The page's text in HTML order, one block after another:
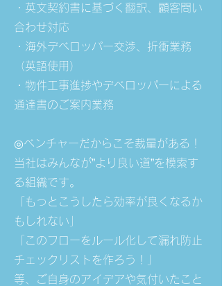
・英文契約書に基づく翻訳、顧客問い
合わせ対応
・海外デベロッパー交渉、折衝業務
（英語使用）
・物件工事進捗やデベロッパーによる
通達書のご案内業務
◎ベンチャーだからこそ裁量がある！
当社はみんなが”より良い道”を模索す
る組織です。
「もっとこうしたら効率が良くなるか
もしれない」
「このフローをルール化して漏れ防止
チェックリストを作ろう！」
等、ご自身のアイデアや気付いたこと